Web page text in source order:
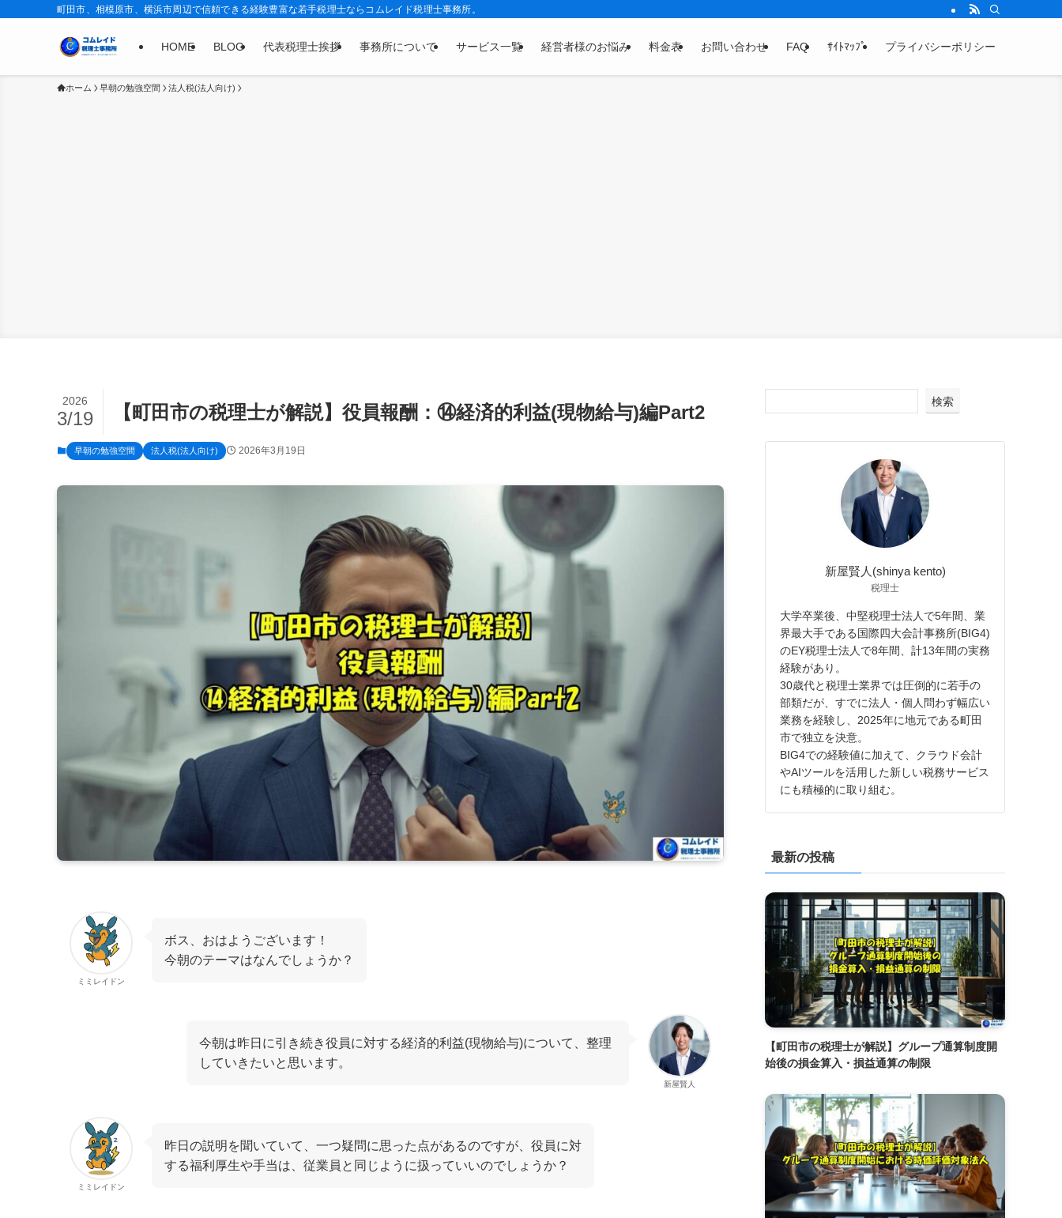
町田市、相模原市、横浜市周辺で信頼できる経験豊富な若手税理士ならコムレイド税理士事務所。
HOME BLOG 代表税理士挨拶 事務所について サービス一覧 経営者様のお悩み 料金表 お問い合わせ FAQ ｻｲﾄﾏｯﾌﾟ プライバシーポリシー
ホーム 早朝の勉強空間 法人税(法人向け)
【町田市の税理士が解説】役員報酬：⑭経済的利益(現物給与)編Part2
2026
3/19
早朝の勉強空間 法人税(法人向け) 2026年3月19日
ミミレイドン
ボス、おはようございます！
今朝のテーマはなんでしょうか？
新屋賢人
今朝は昨日に引き続き役員に対する経済的利益(現物給与)について、整理
していきたいと思います。
ミミレイドン
昨日の説明を聞いていて、一つ疑問に思った点があるのですが、役員に対
する福利厚生や手当は、従業員と同じように扱っていいのでしょうか？
検索
新屋賢人(shinya kento)
税理士
大学卒業後、中堅税理士法人で5年間、業
界最大手である国際四大会計事務所(BIG4)
のEY税理士法人で8年間、計13年間の実務
経験があり。
30歳代と税理士業界では圧倒的に若手の
部類だが、すでに法人・個人問わず幅広い
業務を経験し、2025年に地元である町田
市で独立を決意。
BIG4での経験値に加えて、クラウド会計
やAIツールを活用した新しい税務サービス
にも積極的に取り組む。
最新の投稿
【町田市の税理士が解説】グループ通算制度開
始後の損金算入・損益通算の制限